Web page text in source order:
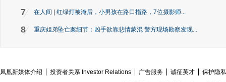
7 在人间 | 红绿灯被淹后，小男孩在路口指路，7位摄影师...
8 重庆姐弟坠亡案细节：凶手欲靠悲情蒙混 警方现场勘察发现...
凤凰新媒体介绍 投资者关系 Investor Relations 广告服务 诚征英才
保护隐